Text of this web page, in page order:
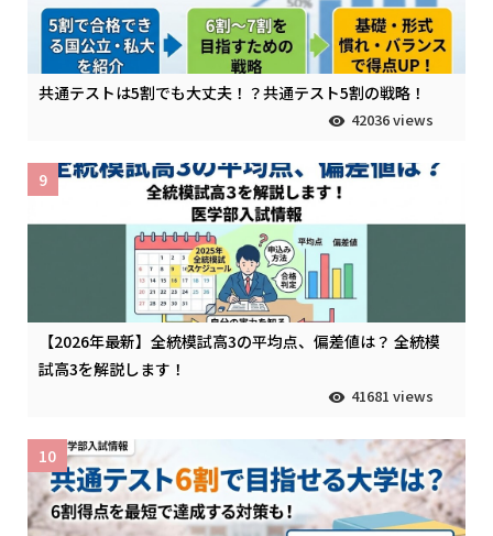
共通テストは5割でも大丈夫！？共通テスト5割の戦略！
42036 views
【2026年最新】全統模試高3の平均点、偏差値は？ 全統模
試高3を解説します！
41681 views
9
10